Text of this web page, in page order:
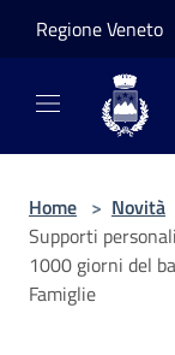
Regione Veneto
Home > Novità
Supporti
1000 giorni del
Famiglie